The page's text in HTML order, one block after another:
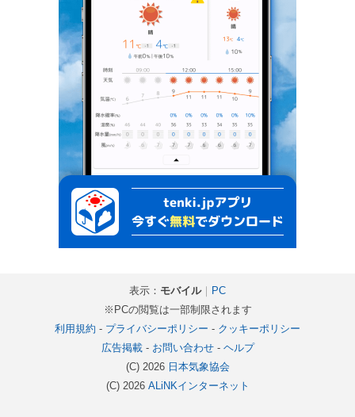
表示： モバイル｜ PC
※PCの閲覧は一部制限されます
利用規約 - プライバシーポリシー - クッキーポリシー
広告掲載- お問い合わせ- ヘルプ
(C) 2026 日本気象協会
(C) 2026 ALiNKインターネット